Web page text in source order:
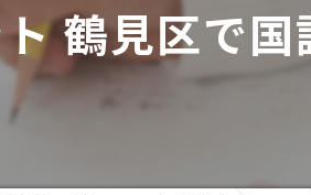
鶴見区で国